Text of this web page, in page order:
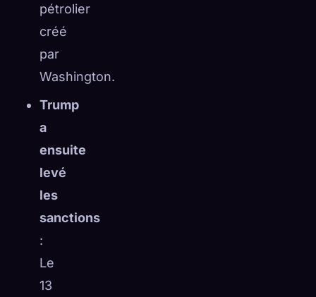
pétrolier
créé
par
Washington.
Trump
a
ensuite
levé
les
sanctions
:
Le
13